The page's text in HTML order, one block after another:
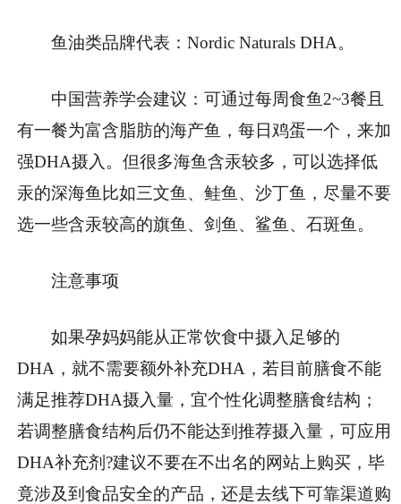
鱼油类品牌代表：Nordic Naturals DHA。
中国营养学会建议：可通过每周食鱼2~3餐且
有一餐为富含脂肪的海产鱼，每日鸡蛋一个，来加
强DHA摄入。但很多海鱼含汞较多，可以选择低
汞的深海鱼比如三文鱼、鲑鱼、沙丁鱼，尽量不要
选一些含汞较高的旗鱼、剑鱼、鲨鱼、石斑鱼。
注意事项
如果孕妈妈能从正常饮食中摄入足够的
DHA，就不需要额外补充DHA，若目前膳食不能
满足推荐DHA摄入量，宜个性化调整膳食结构；
若调整膳食结构后仍不能达到推荐摄入量，可应用
DHA补充剂?建议不要在不出名的网站上购买，毕
竟涉及到食品安全的产品，还是去线下可靠渠道购